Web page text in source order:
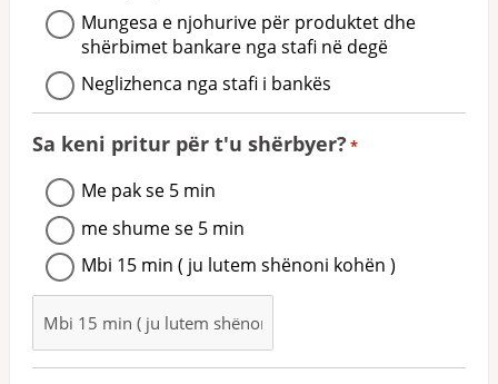
Mungesa e njohurive për produktet dhe
shërbimet bankare nga stafi në degë
Neglizhenca nga stafi i bankës
Sa keni pritur për t'u shërbyer? *
Me pak se 5 min
me shume se 5 min
Mbi 15 min ( ju lutem shënoni kohën )